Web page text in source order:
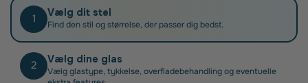
1 Vælg dit stel
Find den stil og størrelse, der passer dig bedst.
2 Vælg dine glas
Vælg glastype, tykkelse, overfladebehandling og eventuelle